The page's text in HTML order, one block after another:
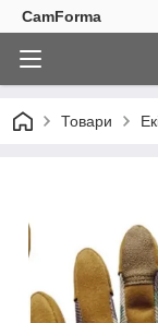
CamForma
Товари